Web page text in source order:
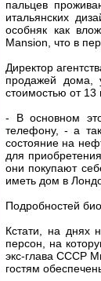
пальцев
итальянских
особняк как
Mansion, что в
Директор
продажей дома,
стоимостью от
- В основном
телефону, - а
состояние на
для
они покупают
иметь дом в
Подробностей
Кстати, на днях
персон, на
экс-глава СССР
гостям